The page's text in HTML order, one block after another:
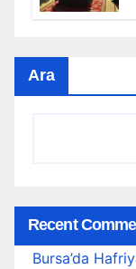
Ara
Recent
Bursa’da